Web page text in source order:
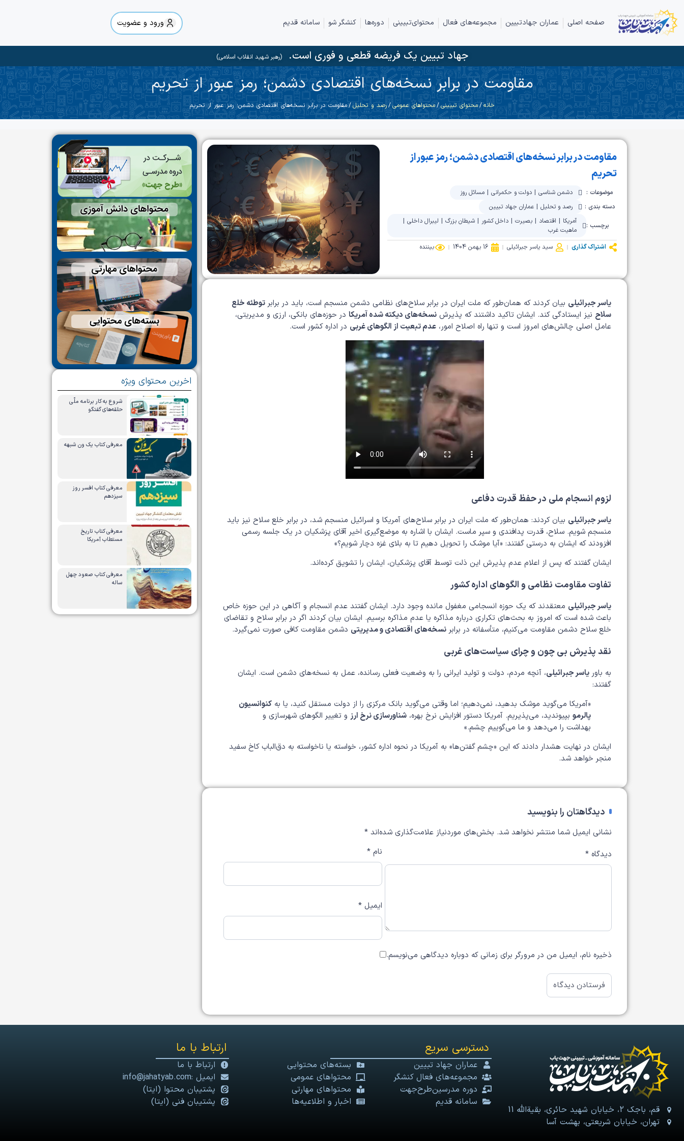
صفحه اصلی عماران جهادتبیین مجموعه‌های فعال محتوای‌تبیینی دوره‌ها کنشگر شو سامانه قدیم ورود و عضویت
جهاد تبیین یک فریضه قطعی و فوری است.(رهبر شهید انقلاب اسلامی)
مقاومت در برابر نسخه‌های اقتصادی دشمن؛ رمز عبور از تحریم
خانه/محتوای تبیینی/محتواهای عمومی/رصد و تحلیل/ مقاومت در برابر نسخه‌های اقتصادی دشمن؛ رمز عبور از تحریم
مقاومت در برابر نسخه‌های اقتصادی دشمن؛ رمز عبور از
تحریم
موضوعات : دشمن شناسی| دولت و حکمرانی| مسائل روز
دسته بندی :
رصد و تحلیل| عماران جهاد تبیین
برچسب : آمریکا | اقتصاد |بصیرت |داخل کشور |شیطان بزرگ | لیبرال داخلی |
ماهیت غرب
اشتراک گذاری
سید یاسر جبرائیلی 16 بهمن 1404 بیننده
یاسر جبرائیلی بیان کردند که همان‌طور که ملت ایران در برابر سلاح‌های نظامی دشمن منسجم است، باید در برابر توطئه خلع
سلاح نیز ایستادگی کند. ایشان تاکید داشتند که پذیرش نسخه‌های دیکته شده آمریکا در حوزه‌های بانکی، ارزی و مدیریتی،
عامل اصلی چالش‌های امروز است و تنها راه اصلاح امور، عدم تبعیت از الگوهای غربی در اداره کشور است.
لزوم انسجام ملی در حفظ قدرت دفاعی
یاسر جبرائیلی بیان کردند: همان‌طور که ملت ایران در برابر سلاح‌های آمریکا و اسرائیل منسجم شد، در برابر خلع سلاح نیز باید
منسجم شویم. سلاح، قدرت پدافندی و سپر ماست. ایشان با اشاره به موضع‌گیری اخیر آقای پزشکیان در یک جلسه رسمی
افزودند که ایشان به درستی گفتند: «آیا موشک را تحویل دهیم تا به بلای غزه دچار شویم؟»
ایشان گفتند که پس از اعلام عدم پذیرش این ذلت توسط آقای پزشکیان، ایشان را تشویق کرده‌اند.
تفاوت مقاومت نظامی و الگوهای اداره کشور
یاسر جبرائیلی معتقدند که یک حوزه انسجامی مغفول مانده وجود دارد. ایشان گفتند عدم انسجام و آگاهی در این حوزه خاص
باعث شده است که امروز به بحث‌های تکراری درباره مذاکره یا عدم مذاکره برسیم. ایشان بیان کردند اگر در برابر سلاح و تقاضای
خلع سلاح دشمن مقاومت می‌کنیم، متأسفانه در برابر نسخه‌های اقتصادی و مدیریتی دشمن مقاومت کافی صورت نمی‌گیرد.
نقد پذیرش بی چون و چرای سیاست‌های غربی
به باور یاسر جبرائیلی، آنچه مردم، دولت و تولید ایرانی را به وضعیت فعلی رسانده، عمل به نسخه‌های دشمن است. ایشان
گفتند:
«آمریکا می‌گوید موشک بدهید، نمی‌دهیم؛ اما وقتی می‌گوید بانک مرکزی را از دولت مستقل کنید، یا به کنوانسیون
پالرمو بپیوندید، می‌پذیریم. آمریکا دستور افزایش نرخ بهره، شناور‌سازی نرخ ارز و تغییر الگوهای شهرسازی و
بهداشت را می‌دهد و ما می‌گوییم چشم.»
ایشان در نهایت هشدار دادند که این «چشم‌ گفتن‌ها» به آمریکا در نحوه اداره کشور، خواسته یا ناخواسته به دق‌الباب کاخ سفید
منجر خواهد شد.
دیدگاهتان را بنویسید
نشانی ایمیل شما منتشر نخواهد شد. بخش‌های موردنیاز علامت‌گذاری شده‌اند *
دیدگاه * نام *
ایمیل *
ذخیره نام، ایمیل من در مرورگر برای زمانی که دوباره دیدگاهی می‌نویسم.
اخرین محتوای ویژه
شروع به کار برنامه ملّی
حلقه‌های گفتگو
معرفی کتاب یک ون شبهه
معرفی کتاب افسر روز
سیزدهم
معرفی کتاب تاریخ
مستطاب آمریکا
معرفی کتاب صعود چهل
ساله
قم، باجک 2، خیابان شهید حائری، بقیةالله 11
تهران، خیابان شریعتی، بهشت آسا
دسترسی سریع
عماران جهاد تبیین
مجموعه‌های فعال کنشگر
دوره مدرسین‌طرح‌جهت
سامانه قدیم
بسته‌های محتوایی
محتواهای عمومی
محتواهای مهارتی
اخبار و اطلاعیه‌ها
ارتباط با ما
ارتباط با ما
ایمیل :info@jahatyab.com
پشتیبان محتوا (ایتا)
پشتیبان فنی (ایتا)